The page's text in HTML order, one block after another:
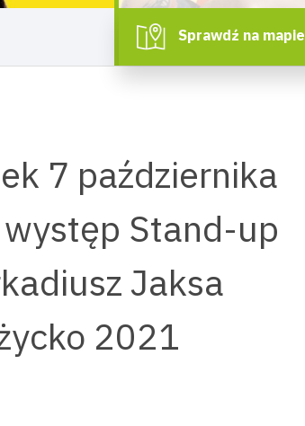
Sprawdź na mapie
7 października
Stand-up
Jaksa
2021